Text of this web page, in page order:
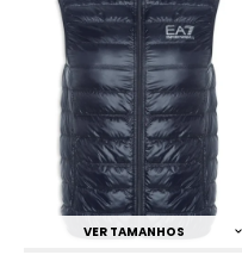
VER TAMANHOS